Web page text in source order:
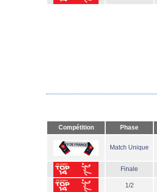
Compétition Phase
Match Unique
Finale
1/2